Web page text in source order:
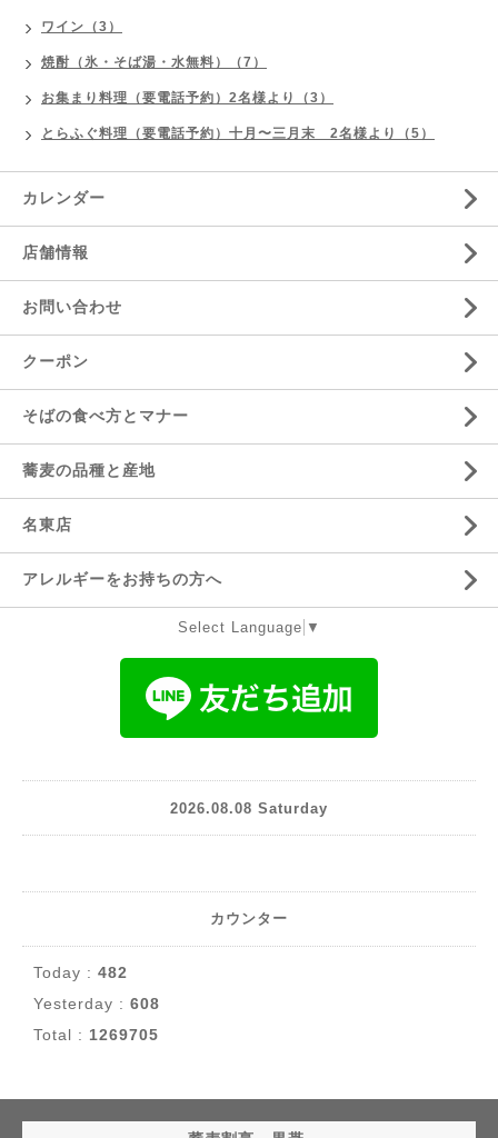
ワイン（3）
焼酎（氷・そば湯・水無料）（7）
お集まり料理（要電話予約）2名様より（3）
とらふぐ料理（要電話予約）十月〜三月末 2名様より（5）
カレンダー
店舗情報
お問い合わせ
クーポン
そばの食べ方とマナー
蕎麦の品種と産地
名東店
アレルギーをお持ちの方へ
Select Language ▼
2026.08.08 Saturday
カウンター
Today : 482
Yesterday : 608
Total : 1269705